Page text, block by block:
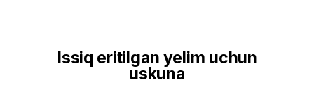
Issiq eritilgan yelim uchun
uskuna